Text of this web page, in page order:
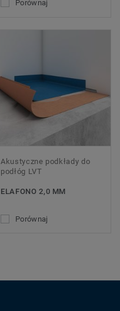
Porównaj
Akustyczne podkłady do
podłóg LVT
ELAFONO 2,0 MM
Porównaj